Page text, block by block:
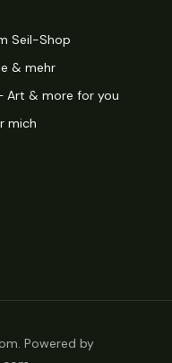
Seil-Shop
& mehr
Art & more for you
mich
Powered by